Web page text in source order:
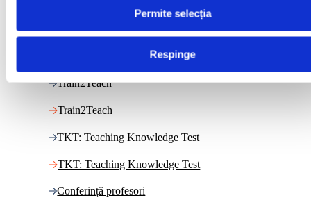
Permite selecția
Respinge
Profesor Germană
Train2Teach
Train2Teach
TKT: Teaching Knowledge Test
TKT: Teaching Knowledge Test
Conferință profesori